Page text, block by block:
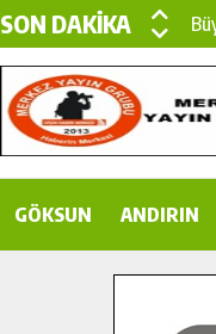
SON DAKİKA
GÖKSUN ANDIRIN